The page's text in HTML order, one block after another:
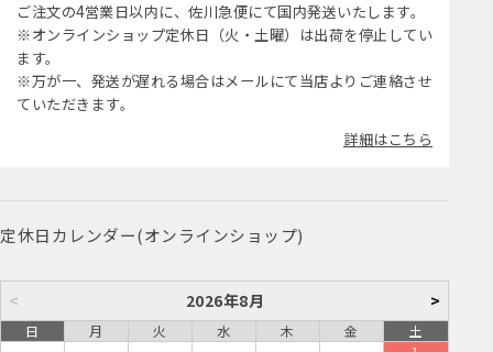
ご注文の4営業日以内に、佐川急便にて国内発送いたします。
※オンラインショップ定休日（火・土曜）は出荷を停止してい
ます。
※万が一、発送が遅れる場合はメールにて当店よりご連絡させ
ていただきます。
詳細はこちら
定休日カレンダー(オンラインショップ)
< 2026年8月 >
日 月 火 水 木 金
土